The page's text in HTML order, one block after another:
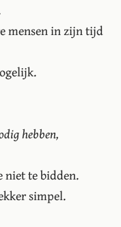
mensen in zijn tijd
hebben,
niet te bidden.
simpel.